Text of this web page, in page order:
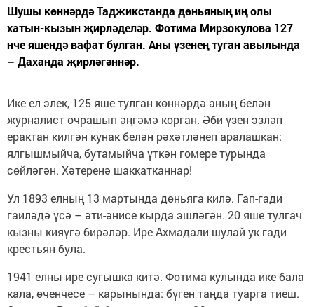
Шушы көннәрдә Таджикстанда дөньяның иң олы
хатын-кызын җирләделәр. Фотима Мирзокулова 127
нче яшендә вафат булган. Аны үзенең туган авылында
– Даханда җирләгәннәр.
Ике ел элек, 125 яше тулган көннәрдә аның белән
журналист очрашып әңгәмә корган. Әби үзен эзләп
ерактан килгән кунак белән рәхәтләнеп аралашкан:
ялгышмыйча, бутамыйча үткән гомере турында
сөйләгән. Хәтеренә шаккатканнар!
Ул 1893 елның 13 мартында дөньяга килә. Гап-гади
гаиләдә үсә – әти-әнисе кырда эшләгән. 20 яше тулгач
кызны кияүгә бирәләр. Ире Ахмадали шулай ук гади
крестьян була.
1941 елны ире сугышка китә. Фотима кулында ике бала
кала, өченчесе – карынында: бүген таңда туарга тиеш.